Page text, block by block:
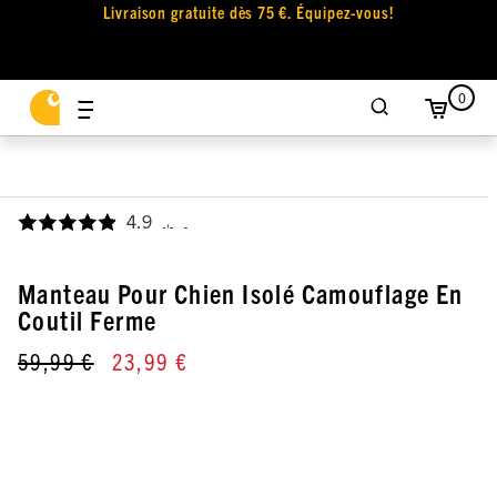
Livraison gratuite dès 75 €. Équipez-vous!
0
4.9 ,
Manteau Pour Chien Isolé Camouflage En
Coutil Ferme
59,99 € 23,99 €